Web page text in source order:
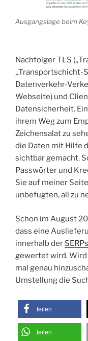
Ausgangslage beim
Nachfolger TLS
„Transportschicht-
Datenverkehr-
Webseite) und
Datensicherheit.
ihrem Weg zum
Zeichensalat zu
die Daten mit Hilfe
sichtbar gemacht.
Passwörter und
Sie auf meiner
unbefugten, all zu
Schon im August
dass eine
innerhalb der
gewertet wird. Wird
mal genau
Umstellung die
teilen
teilen